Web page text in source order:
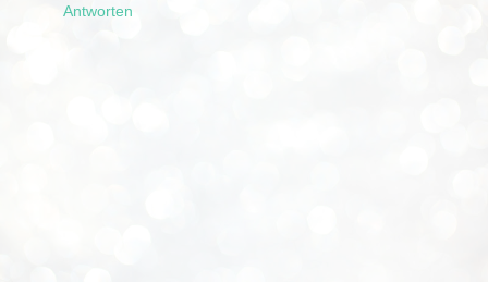
Antworten